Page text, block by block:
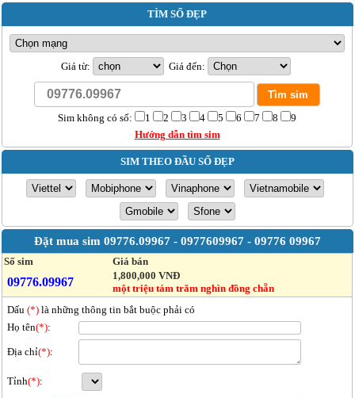
TÌM SỐ ĐẸP
Giá từ: Giá đến:
Sim không có số: 1 2 3 4 5 6 7 8
9
Hướng dẫn tìm sim
SIM THEO ĐẦU SỐ ĐẸP
Đặt mua sim 09776.09967 - 0977609967 - 09776 09967
Số sim Giá bán
09776.09967
1,800,000 VNĐ
một triệu tám trăm nghìn đồng chẵn
Dấu (*) là những thông tin bắt buộc phải có
Họ tên(*):
Địa chỉ(*):
Tỉnh(*):